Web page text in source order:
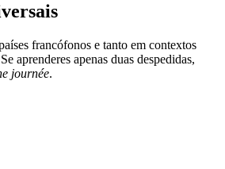
francófonos e tanto em contextos
aprenderes apenas duas despedidas,
journée.